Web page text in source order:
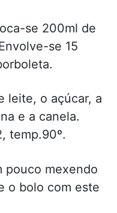
se 200ml de
se 15
leite, o açúcar, a
e a canela.
temp.90º.
pouco mexendo
o bolo com este